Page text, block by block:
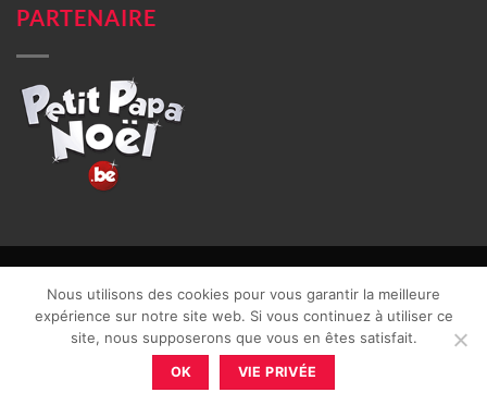
PARTENAIRE
CGU| Vie privée| TVA : BE0840965749 | Site web réalisé par
Nous utilisons des cookies pour vous garantir la meilleure
expérience sur notre site web. Si vous continuez à utiliser ce
site, nous supposerons que vous en êtes satisfait.
OK VIE PRIVÉE